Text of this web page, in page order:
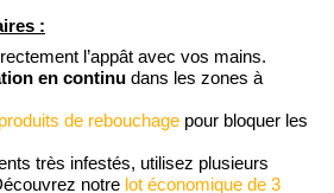
:
l’appât avec vos mains.
en continu dans les zones à
produits de rebouchage pour bloquer les
très infestés, utilisez plusieurs
notre lot économique de 3